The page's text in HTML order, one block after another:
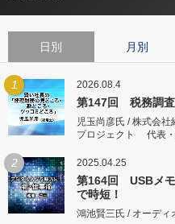
日別 月別
1 2026.08.4
第147回 税務調査
児玉尚彦氏 / 株式会
プロジェクト 代表
2 2025.04.25
第164回 USBメモ
で時短！
鴻池賢三氏 / オーデ